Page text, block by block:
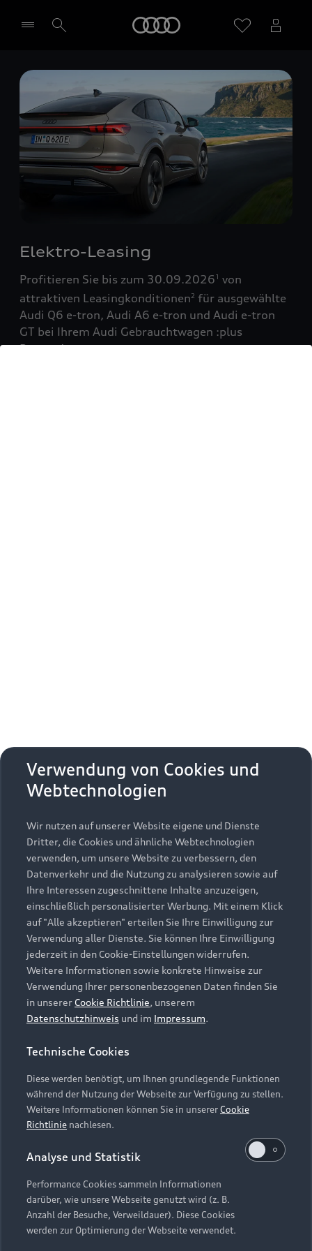
Händler wählen
Elektro-Leasing
Profitieren Sie bis zum 30.09.20261 von
attraktiven Leasingkonditionen2 für ausgewählte
Audi Q6 e-tron, Audi A6 e-tron und Audi e-tron
GT bei Ihrem Audi Gebrauchtwagen :plus
Partner!
Zurück nach oben
Modelle
Alle Modelle
Modelle vergleichen
Elektromodelle
Plug-in-Hybride
Kaufen & leasen
Neuwagensuche
Gebrauchtwagensuche
Gebrauchtwagen
Finanzierung
Aktionen & Angebote
Geschäftskunden
Service & Zubehör
Saisonale Angebote
Audi Services
Garantie
Audi digital services
myAudi
Support
Kundenservice
Händlersuche
Audi Code
Online-Terminvereinbarung
Servicekontakt
Vertrag widerrufen
Über Audi
Unternehmen
Karriere
Investor Relations
Presse & Media Center
Datenschutz
Audi erleben
Newsletter
Impressum Rechtliches
Hinweisgebersystem
Datenschutzinformation
Cookie-Einstellungen
Cookie-Richtlinie
Barrierefreiheit
Hinweis: Die aktuelle Darstellung und Anordnung der
Embleme am Fahrzeug bei allen Abbildungen auf dieser
Webseite kann abweichen.
Verwendung von Cookies und
Webtechnologien
Wir nutzen auf unserer Website eigene und Dienste
Dritter, die Cookies und ähnliche Webtechnologien
verwenden, um unsere Website zu verbessern, den
Datenverkehr und die Nutzung zu analysieren sowie auf
Ihre Interessen zugeschnittene Inhalte anzuzeigen,
einschließlich personalisierter Werbung. Mit einem Klick
auf "Alle akzeptieren" erteilen Sie Ihre Einwilligung zur
Verwendung aller Dienste. Sie können Ihre Einwilligung
jederzeit in den Cookie-Einstellungen widerrufen.
Weitere Informationen sowie konkrete Hinweise zur
Verwendung Ihrer personenbezogenen Daten finden Sie
in unserer Cookie Richtlinie, unserem
Datenschutzhinweis und im Impressum.
Technische Cookies
Diese werden benötigt, um Ihnen grundlegende Funktionen
während der Nutzung der Webseite zur Verfügung zu stellen.
Weitere Informationen können Sie in unsererCookie
Richtlinie nachlesen.
Analyse und Statistik
Performance Cookies sammeln Informationen
darüber, wie unsere Webseite genutzt wird (z. B.
Anzahl der Besuche, Verweildauer). Diese Cookies
werden zur Optimierung der Webseite verwendet.